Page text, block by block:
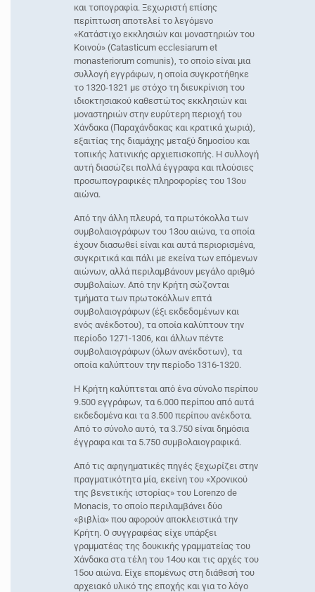
και τοπογραφία. Ξεχωριστή επίσης
περίπτωση αποτελεί το λεγόμενο
«Κατάστιχο εκκλησιών και μοναστηριών του
Κοινού» (Catasticum ecclesiarum et
monasteriorum comunis), το οποίο είναι μια
συλλογή εγγράφων, η οποία συγκροτήθηκε
το 1320-1321 με στόχο τη διευκρίνιση του
ιδιοκτησιακού καθεστώτος εκκλησιών και
μοναστηριών στην ευρύτερη περιοχή του
Χάνδακα (Παραχάνδακας και κρατικά χωριά),
εξαιτίας της διαμάχης μεταξύ δημοσίου και
τοπικής λατινικής αρχιεπισκοπής. Η συλλογή
αυτή διασώζει πολλά έγγραφα και πλούσιες
προσωπογραφικές πληροφορίες του 13ου
αιώνα.
Από την άλλη πλευρά, τα πρωτόκολλα των
συμβολαιογράφων του 13ου αιώνα, τα οποία
έχουν διασωθεί είναι και αυτά περιορισμένα,
συγκριτικά και πάλι με εκείνα των επόμενων
αιώνων, αλλά περιλαμβάνουν μεγάλο αριθμό
συμβολαίων. Από την Κρήτη σώζονται
τμήματα των πρωτοκόλλων επτά
συμβολαιογράφων (έξι εκδεδομένων και
ενός ανέκδοτου), τα οποία καλύπτουν την
περίοδο 1271-1306, και άλλων πέντε
συμβολαιογράφων (όλων ανέκδοτων), τα
οποία καλύπτουν την περίοδο 1316-1320.
Η Κρήτη καλύπτεται από ένα σύνολο περίπου
9.500 εγγράφων, τα 6.000 περίπου από αυτά
εκδεδομένα και τα 3.500 περίπου ανέκδοτα.
Από το σύνολο αυτό, τα 3.750 είναι δημόσια
έγγραφα και τα 5.750 συμβολαιογραφικά.
Από τις αφηγηματικές πηγές ξεχωρίζει στην
πραγματικότητα μία, εκείνη του «Χρονικού
της βενετικής ιστορίας» του Lorenzo de
Monacis, το οποίο περιλαμβάνει δύο
«βιβλία» που αφορούν αποκλειστικά την
Κρήτη. Ο συγγραφέας είχε υπάρξει
γραμματέας της δουκικής γραμματείας του
Χάνδακα στα τέλη του 14ου και τις αρχές του
15ου αιώνα. Είχε επομένως στη διάθεσή του
αρχειακό υλικό της εποχής και για το λόγο